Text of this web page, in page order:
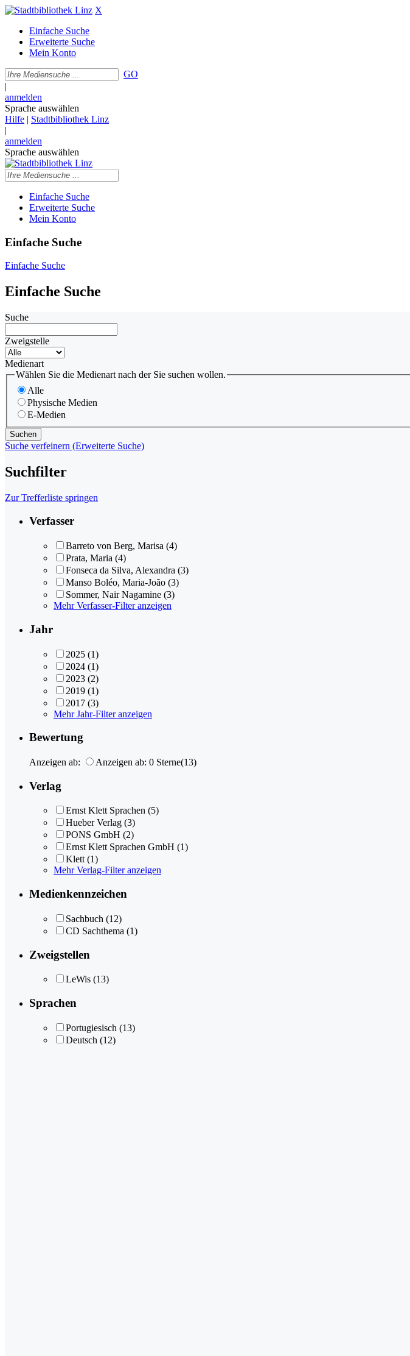
X
Einfache Suche
Erweiterte Suche
Mein Konto
GO
|
anmelden
Sprache auswählen
Hilfe | Stadtbibliothek Linz
|
anmelden
Sprache auswählen
Einfache Suche
Erweiterte Suche
Mein Konto
Einfache Suche
Einfache Suche
Einfache Suche
Suche
Zweigstelle
Medienart
Wählen Sie die Medienart nach der Sie suchen wollen.
Alle
Physische Medien
E-Medien
Suche verfeinern (Erweiterte Suche)
Suchfilter
Zur Trefferliste springen
Verfasser
Barreto von Berg, Marisa (4)
Prata, Maria (4)
Fonseca da Silva, Alexandra (3)
Manso Boléo, Maria-João (3)
Sommer, Nair Nagamine (3)
Mehr Verfasser-Filter anzeigen
Jahr
2025 (1)
2024 (1)
2023 (2)
2019 (1)
2017 (3)
Mehr Jahr-Filter anzeigen
Bewertung
Anzeigen ab: Anzeigen ab: 0 Sterne(13)
Verlag
Ernst Klett Sprachen (5)
Hueber Verlag (3)
PONS GmbH (2)
Ernst Klett Sprachen GmbH (1)
Klett (1)
Mehr Verlag-Filter anzeigen
Medienkennzeichen
Sachbuch (12)
CD Sachthema (1)
Zweigstellen
LeWis (13)
Sprachen
Portugiesisch (13)
Deutsch (12)